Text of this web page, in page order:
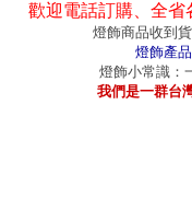
歡迎電話訂購、全
燈飾商品收到
燈飾產
燈飾小常識：
我們是一群台